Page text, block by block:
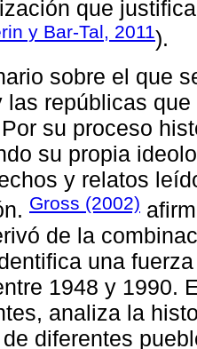
que
y Bar-Tal, 2011).
sobre el que
las repúblicas
su proceso
su propia
y relatos
Gross (2002)
de la
una
1948 y 1990.
analiza la
diferentes